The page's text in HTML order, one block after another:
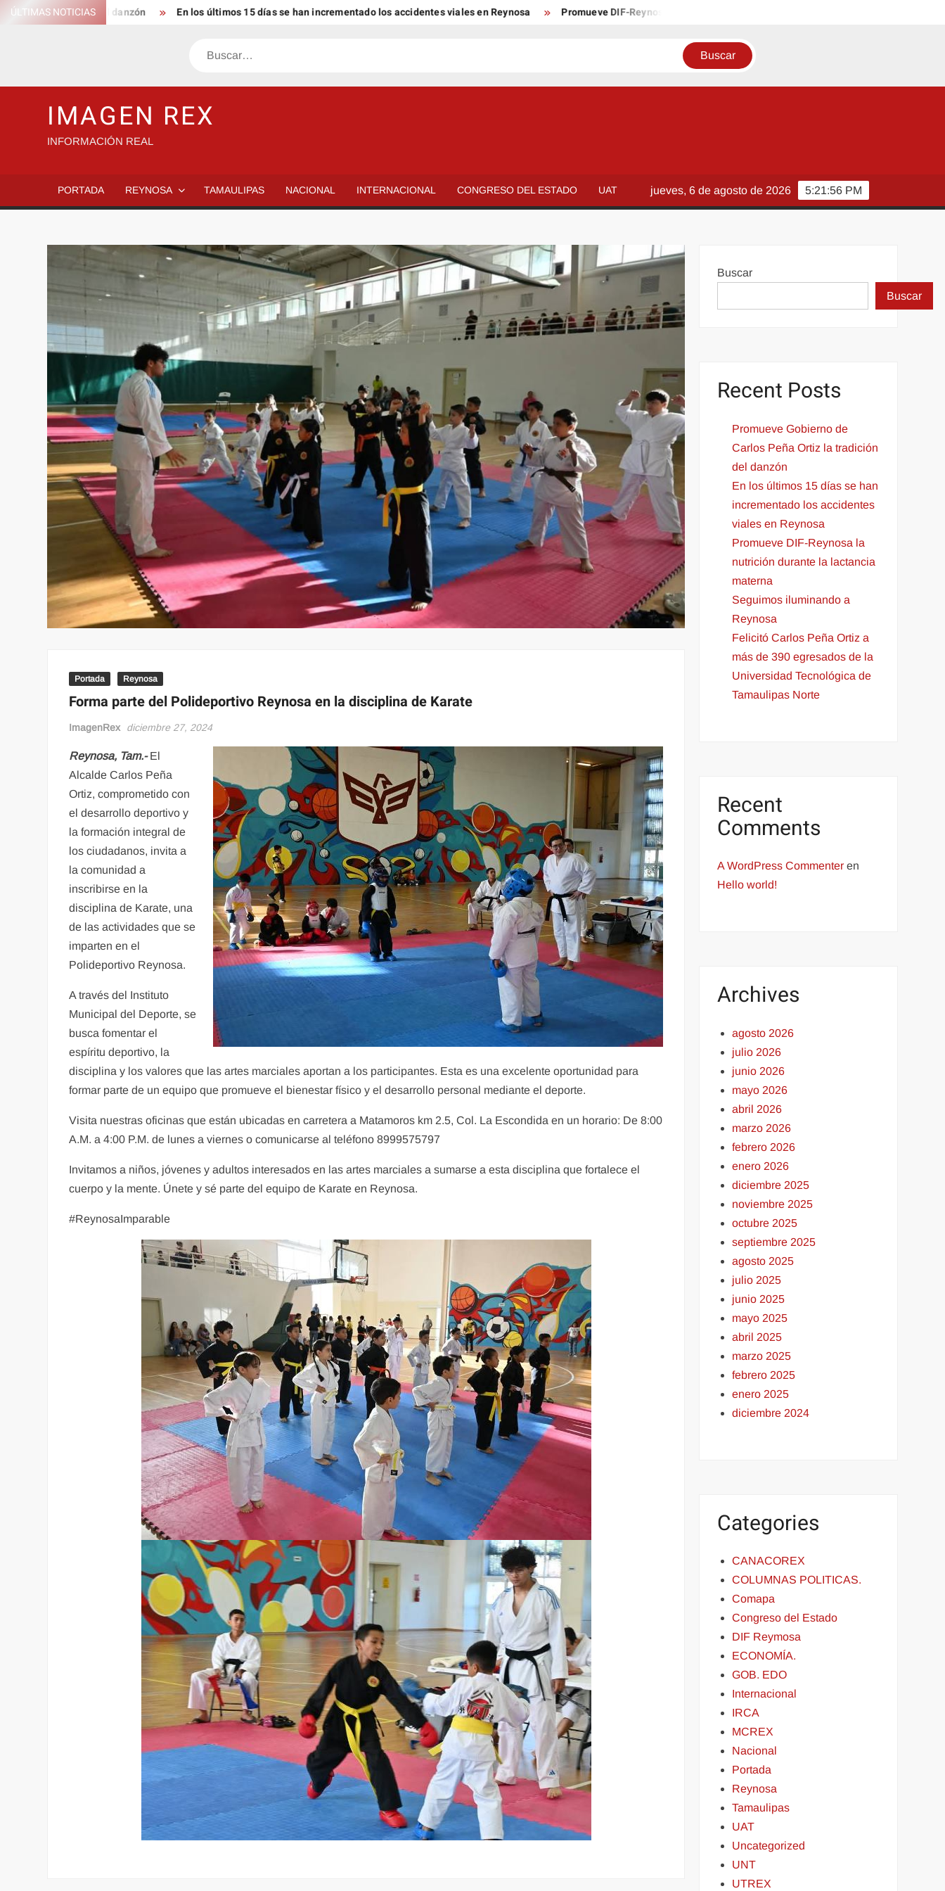
Saltar
ÚLTIMAS NOTICIAS
tradición del danzón En los últimos 15 días se han incrementado los accidentes viales en Reynosa Promueve DIF-Reynosa la nutrición durante la lactancia materna
Buscar
IMAGEN REX
INFORMACIÓN REAL
PORTADA REYNOSA TAMAULIPAS NACIONAL INTERNACIONAL CONGRESO DEL ESTADO UAT 5:21:58 PM
jueves, 6 de agosto de 2026
Portada Reynosa
Forma parte del Polideportivo Reynosa en la disciplina de Karate
ImagenRex diciembre 27, 2024
Reynosa, Tam.-El
Alcalde Carlos Peña
Ortiz, comprometido con
el desarrollo deportivo y
la formación integral de
los ciudadanos, invita a
la comunidad a
inscribirse en la
disciplina de Karate, una
de las actividades que se
imparten en el
Polideportivo Reynosa.
A través del Instituto
Municipal del Deporte, se
busca fomentar el
espíritu deportivo, la
disciplina y los valores que las artes marciales aportan a los participantes. Esta es una excelente oportunidad para
formar parte de un equipo que promueve el bienestar físico y el desarrollo personal mediante el deporte.
Visita nuestras oficinas que están ubicadas en carretera a Matamoros km 2.5, Col. La Escondida en un horario: De 8:00
A.M. a 4:00 P.M. de lunes a viernes o comunicarse al teléfono 8999575797
Invitamos a niños, jóvenes y adultos interesados en las artes marciales a sumarse a esta disciplina que fortalece el
cuerpo y la mente. Únete y sé parte del equipo de Karate en Reynosa.
#ReynosaImparable
Buscar
Buscar
Recent Posts
Promueve Gobierno de
Carlos Peña Ortiz la tradición
del danzón
En los últimos 15 días se han
incrementado los accidentes
viales en Reynosa
Promueve DIF-Reynosa la
nutrición durante la lactancia
materna
Seguimos iluminando a
Reynosa
Felicitó Carlos Peña Ortiz a
más de 390 egresados de la
Universidad Tecnológica de
Tamaulipas Norte
Recent
Comments
A WordPress Commenter en
Hello world!
Archives
agosto 2026
julio 2026
junio 2026
mayo 2026
abril 2026
marzo 2026
febrero 2026
enero 2026
diciembre 2025
noviembre 2025
octubre 2025
septiembre 2025
agosto 2025
julio 2025
junio 2025
mayo 2025
abril 2025
marzo 2025
febrero 2025
enero 2025
diciembre 2024
Categories
CANACOREX
COLUMNAS POLITICAS.
Comapa
Congreso del Estado
DIF Reymosa
ECONOMÍA.
GOB. EDO
Internacional
IRCA
MCREX
Nacional
Portada
Reynosa
Tamaulipas
UAT
Uncategorized
UNT
UTREX